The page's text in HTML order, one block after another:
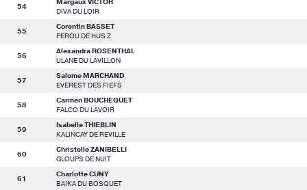
54
DIVA DU LOIR
55
Corentin BASSET
PEROU DE HUS Z
56
Alexandra ROSENTHAL
ULANE DU LAVILLON
57
Salome MARCHAND
EVEREST DES FIEFS
58
Carmen BOUCHEQUET
FALCO DU LAVOIR
59
Isabelle THIEBLIN
KALINCAY DE REVILLE
60
Christelle ZANIBELLI
GLOUPS DE NUIT
61
Charlotte CUNY
BAIKA DU BOSQUET